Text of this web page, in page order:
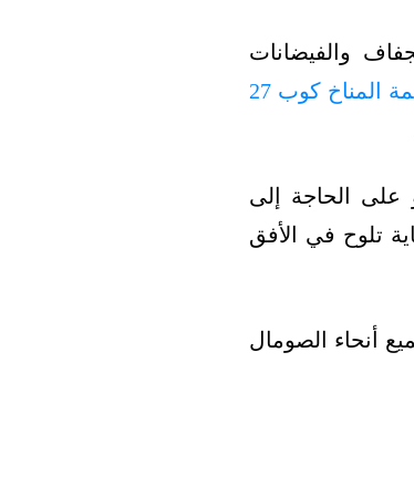
والفيضانات
المناخ كوب 27
على الحاجة إلى
تلوح في الأفق
في جميع أنحاء الصومال